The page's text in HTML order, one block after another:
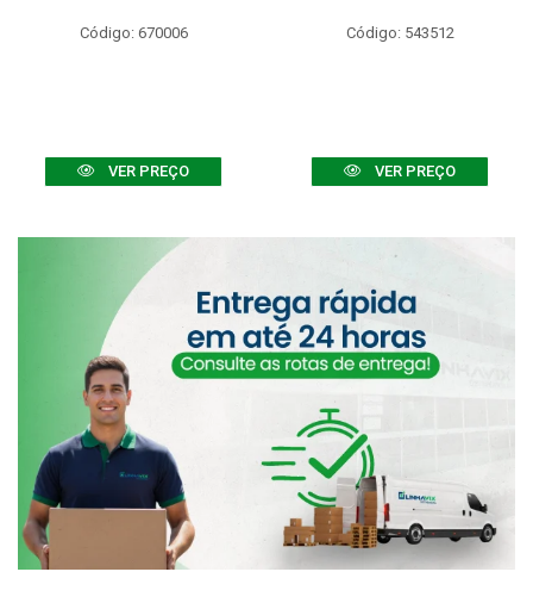
Código: 670006
VER PREÇO
Código: 543512
VER PREÇO